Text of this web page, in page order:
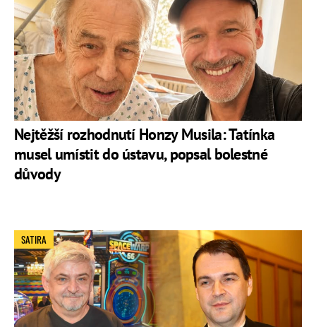
Nejtěžší rozhodnutí Honzy Musila: Tatínka
musel umístit do ústavu, popsal bolestné
důvody
SATIRA